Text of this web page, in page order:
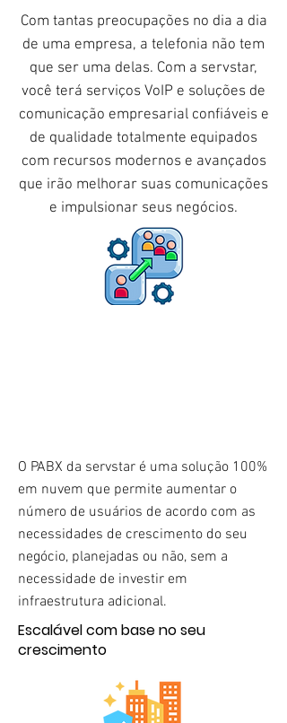
Com tantas preocupações no dia a dia
de uma empresa, a telefonia não tem
que ser uma delas. Com a servstar,
você terá serviços VoIP e soluções de
comunicação empresarial confiáveis e
de qualidade totalmente equipados
com recursos modernos e avançados
que irão melhorar suas comunicações
e impulsionar seus negócios.
O PABX da servstar é uma solução 100%
em nuvem que permite aumentar o
número de usuários de acordo com as
necessidades de crescimento do seu
negócio, planejadas ou não, sem a
necessidade de investir em
infraestrutura adicional.
Escalável com base no seu
crescimento